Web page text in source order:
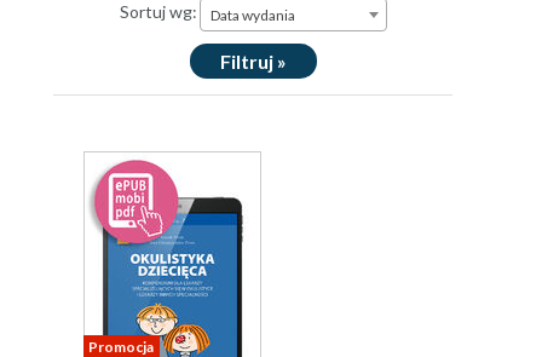
Sortuj wg: Data wydania
Filtruj »
Promocja